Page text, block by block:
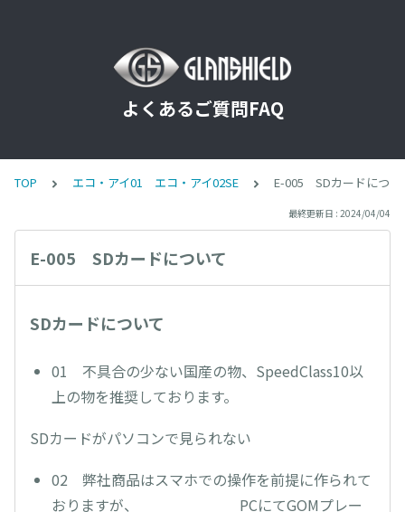
よくあるご質問FAQ
TOP エコ・アイ01 エコ・アイ02SE E-005 SDカードについ
最終更新日 : 2024/04/04
E-005 SDカードについて
SDカードについて
01 不具合の少ない国産の物、SpeedClass10以
上の物を推奨しております。
SDカードがパソコンで見られない
02 弊社商品はスマホでの操作を前提に作られて
おりますが、 PCにてGOMプレー